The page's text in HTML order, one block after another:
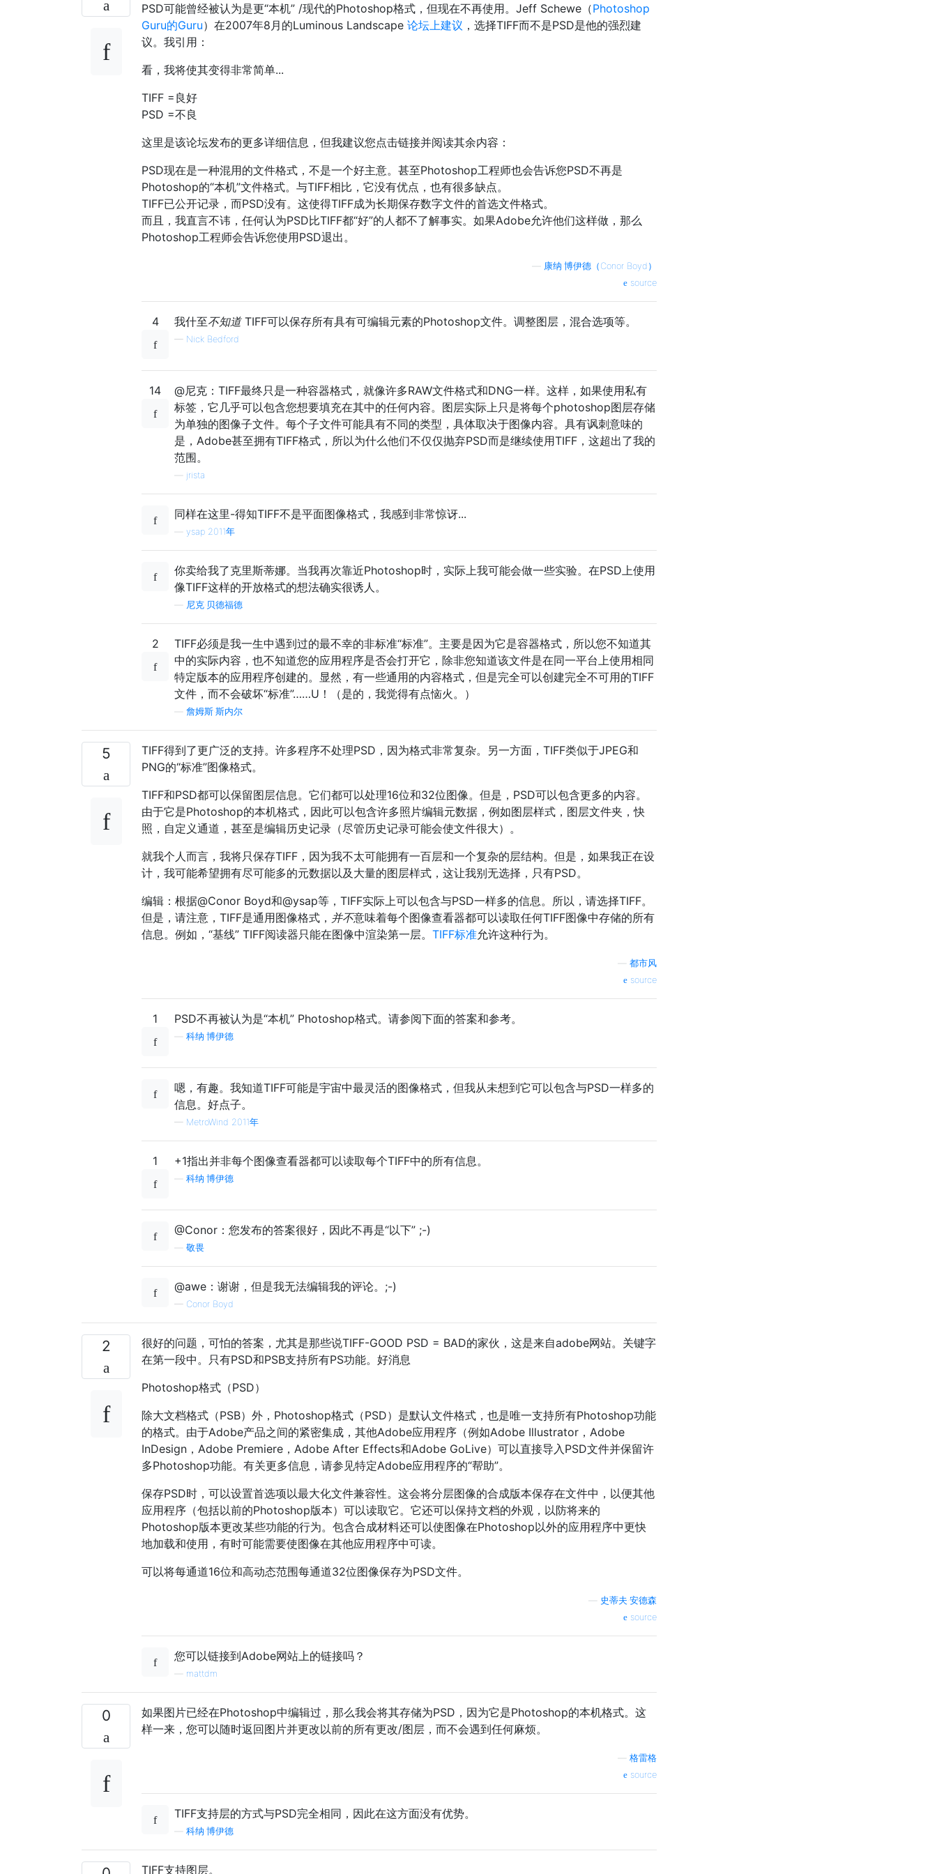
PSD可能曾经被认为是更“本机” /现代的Photoshop格式，但现在不再使用。Jeff Schewe（Photoshop
Guru的Guru）在2007年8月的Luminous Landscape 论坛上建议 ，选择TIFF而不是PSD是他的强烈建
议。我引用：
看，我将使其变得非常简单...
TIFF =良好
PSD =不良
这里是该论坛发布的更多详细信息，但我建议您点击链接并阅读其余内容：
PSD现在是一种混用的文件格式，不是一个好主意。甚至Photoshop工程师也会告诉您PSD不再是
Photoshop的“本机”文件格式。与TIFF相比，它没有优点，也有很多缺点。
TIFF已公开记录，而PSD没有。这使得TIFF成为长期保存数字文件的首选文件格式。
而且，我直言不讳，任何认为PSD比TIFF都“好”的人都不了解事实。如果Adobe允许他们这样做，那么
Photoshop工程师会告诉您使用PSD退出。
康纳·博伊德（Conor Boyd）
source
4 我什至不知道TIFF可以保存所有具有可编辑元素的Photoshop文件。调整图层，混合选项等。
— Nick Bedford
14
@尼克：TIFF最终只是一种容器格式，就像许多RAW文件格式和DNG一样。这样，如果使用私有
标签，它几乎可以包含您想要填充在其中的任何内容。图层实际上只是将每个photoshop图层存储
为单独的图像子文件。每个子文件可能具有不同的类型，具体取决于图像内容。具有讽刺意味的
是，Adobe甚至拥有TIFF格式，所以为什么他们不仅仅抛弃PSD而是继续使用TIFF，这超出了我的
范围。
jrista
同样在这里-得知TIFF不是平面图像格式，我感到非常惊讶...
ysap 2011年
你卖给我了克里斯蒂娜。当我再次靠近Photoshop时，实际上我可能会做一些实验。在PSD上使用
像TIFF这样的开放格式的想法确实很诱人。
尼克·贝德福德
2
TIFF必须是我一生中遇到过的最不幸的非标准“标准”。主要是因为它是容器格式，所以您不知道其
中的实际内容，也不知道您的应用程序是否会打开它，除非您知道该文件是在同一平台上使用相同
特定版本的应用程序创建的。显然，有一些通用的内容格式，但是完全可以创建完全不可用的TIFF
文件，而不会破坏“标准”……U！（是的，我觉得有点恼火。）
詹姆斯·斯内尔
5
TIFF得到了更广泛的支持。许多程序不处理PSD，因为格式非常复杂。另一方面，TIFF类似于JPEG和
PNG的“标准”图像格式。
TIFF和PSD都可以保留图层信息。它们都可以处理16位和32位图像。但是，PSD可以包含更多的内容。
由于它是Photoshop的本机格式，因此可以包含许多照片编辑元数据，例如图层样式，图层文件夹，快
照，自定义通道，甚至是编辑历史记录（尽管历史记录可能会使文件很大）。
就我个人而言，我将只保存TIFF，因为我不太可能拥有一百层和一个复杂的层结构。但是，如果我正在设
计，我可能希望拥有尽可能多的元数据以及大量的图层样式，这让我别无选择，只有PSD。
编辑：根据@Conor Boyd和@ysap等，TIFF实际上可以包含与PSD一样多的信息。所以，请选择TIFF。
但是，请注意，TIFF是通用图像格式， 并不意味着每个图像查看器都可以读取任何TIFF图像中存储的所有
信息。例如，“基线” TIFF阅读器只能在图像中渲染第一层。 TIFF标准允许这种行为。
都市风
source
1 PSD不再被认为是“本机” Photoshop格式。请参阅下面的答案和参考。
科纳·博伊德
嗯，有趣。我知道TIFF可能是宇宙中最灵活的图像格式，但我从未想到它可以包含与PSD一样多的
信息。好点子。
— MetroWind 2011年
1 +1指出并非每个图像查看器都可以读取每个TIFF中的所有信息。
科纳·博伊德
@Conor：您发布的答案很好，因此不再是“以下” ;-)
敬畏
@awe：谢谢，但是我无法编辑我的评论。;-)
— Conor Boyd
2
很好的问题，可怕的答案，尤其是那些说TIFF-GOOD PSD = BAD的家伙，这是来自adobe网站。关键字
在第一段中。只有PSD和PSB支持所有PS功能。好消息
Photoshop格式（PSD）
除大文档格式（PSB）外，Photoshop格式（PSD）是默认文件格式，也是唯一支持所有Photoshop功能
的格式。由于Adobe产品之间的紧密集成，其他Adobe应用程序（例如Adobe Illustrator，Adobe
InDesign，Adobe Premiere，Adobe After Effects和Adobe GoLive）可以直接导入PSD文件并保留许
多Photoshop功能。有关更多信息，请参见特定Adobe应用程序的“帮助”。
保存PSD时，可以设置首选项以最大化文件兼容性。这会将分层图像的合成版本保存在文件中，以便其他
应用程序（包括以前的Photoshop版本）可以读取它。它还可以保持文档的外观，以防将来的
Photoshop版本更改某些功能的行为。包含合成材料还可以使图像在Photoshop以外的应用程序中更快
地加载和使用，有时可能需要使图像在其他应用程序中可读。
可以将每通道16位和高动态范围每通道32位图像保存为PSD文件。
史蒂夫·安德森
source
您可以链接到Adobe网站上的链接吗？
mattdm
0
如果图片已经在Photoshop中编辑过，那么我会将其存储为PSD，因为它是Photoshop的本机格式。这
样一来，您可以随时返回图片并更改以前的所有更改/图层，而不会遇到任何麻烦。
格雷格
source
TIFF支持层的方式与PSD完全相同，因此在这方面没有优势。
科纳·博伊德
TIFF支持图层。